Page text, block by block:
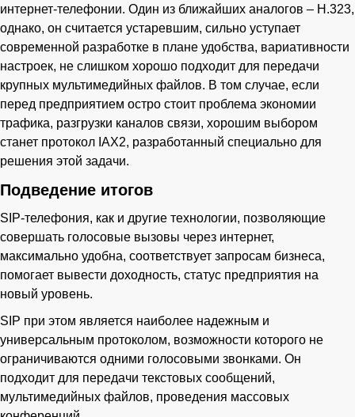
интернет-телефонии. Один из ближайших аналогов – H.323,
однако, он считается устаревшим, сильно уступает
современной разработке в плане удобства, вариативности
настроек, не слишком хорошо подходит для передачи
крупных мультимедийных файлов. В том случае, если
перед предприятием остро стоит проблема экономии
трафика, разгрузки каналов связи, хорошим выбором
станет протокол IAX2, разработанный специально для
решения этой задачи.
Подведение итогов
SIP-телефония, как и другие технологии, позволяющие
совершать голосовые вызовы через интернет,
максимально удобна, соответствует запросам бизнеса,
помогает вывести доходность, статус предприятия на
новый уровень.
SIP при этом является наиболее надежным и
универсальным протоколом, возможности которого не
ограничиваются одними голосовыми звонками. Он
подходит для передачи текстовых сообщений,
мультимедийных файлов, проведения массовых